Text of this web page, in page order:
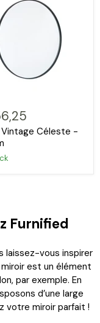
Vintage Céleste -
Furnified
laissez-vous inspirer
est un élément
par exemple. En
d’une large
votre miroir parfait !